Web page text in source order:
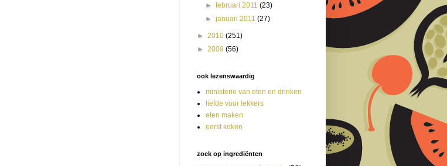
►februari 2011(23)
►januari 2011(27)
► 2010 (251)
► 2009 (56)
ook lezenswaardig
ministerie van eten en drinken
liefde voor lekkers
eten maken
eerst koken
zoek op ingrediënten